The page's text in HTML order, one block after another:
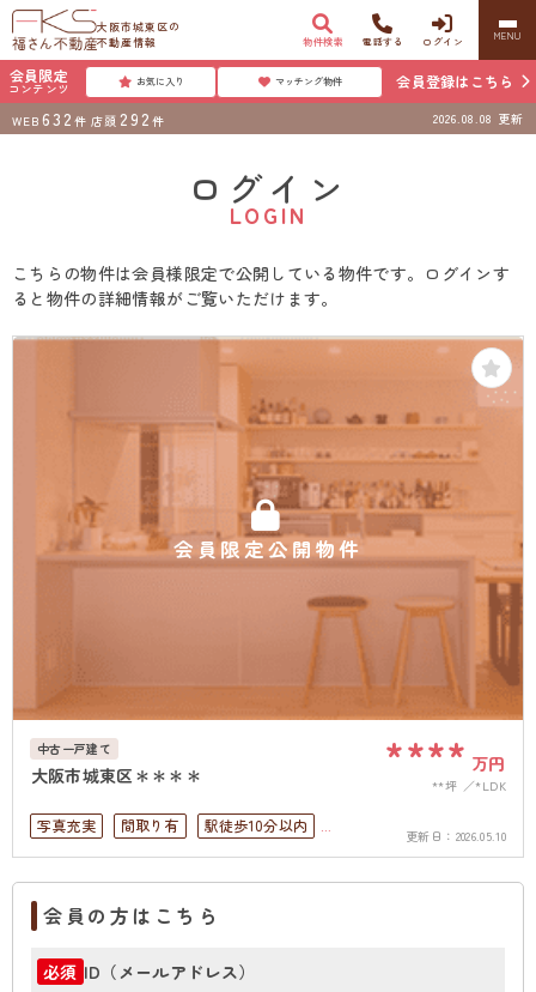
大阪市城東区の
不動産情報
物件検索 電話する ログイン MENU
会員限定
コンテンツ お気に入り マッチング物件 会員登録はこちら
WEB 632 件 店頭 292 件 2026.08.08 更新
ログイン
LOGIN
こちらの物件は会員様限定で公開している物件です。ログインす
ると物件の詳細情報がご覧いただけます。
会員限定公開物件
中古一戸建て
大阪市城東区＊＊＊＊ **** 万円
**坪 *LDK
写真充実 間取り有
駅徒歩10分以内
ペット可
駐車場１台無料 上下水道完備
更新日： 2026.05.10
会員の方はこちら
必須 ID（メールアドレス）